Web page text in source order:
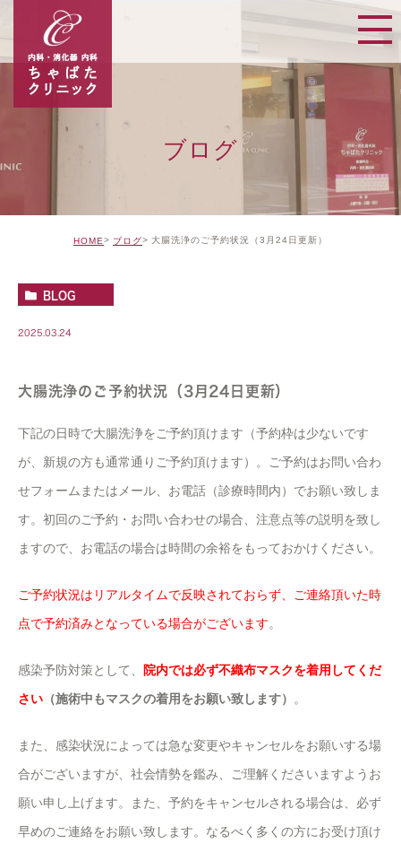
ブログ
HOME ブログ 大腸洗浄のご予約状況（3月24日更新）
BLOG
2025.03.24
大腸洗浄のご予約状況（3月24日更新）
下記の日時で大腸洗浄をご予約頂けます（予約枠は少ないです
が、新規の方も通常通りご予約頂けます）。ご予約はお問い合わ
せフォームまたはメール、お電話（診療時間内）でお願い致しま
す。初回のご予約・お問い合わせの場合、注意点等の説明を致し
ますので、お電話の場合は時間の余裕をもっておかけください。
ご予約状況はリアルタイムで反映されておらず、ご連絡頂いた時
点で予約済みとなっている場合がございます。
感染予防対策として、
院内では必ず不織布マスクを着用してくだ
さい （施術中もマスクの着用をお願い致します） 。
また、感染状況によっては急な変更やキャンセルをお願いする場
合がございますが、社会情勢を鑑み、ご理解くださいますようお
願い申し上げます。また、予約をキャンセルされる場合は、必ず
早めのご連絡をお願い致します。なるべく多くの方にお受け頂け